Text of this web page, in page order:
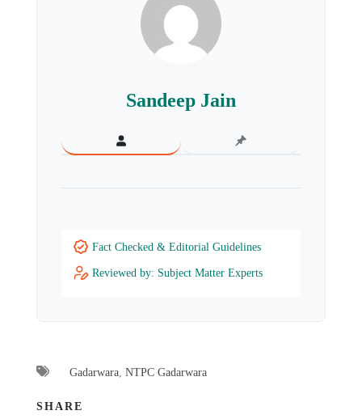
Sandeep Jain
Fact Checked & Editorial Guidelines
Reviewed by: Subject Matter Experts
Gadarwara, NTPC Gadarwara
SHARE